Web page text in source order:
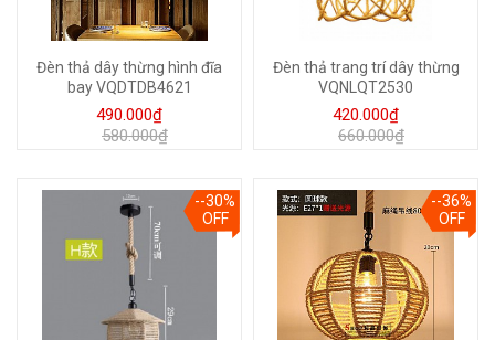
Đèn thả dây thừng hình đĩa
bay VQDTDB4621
490.000₫
580.000₫
Đèn thả trang trí dây thừng
VQNLQT2530
420.000₫
660.000₫
--30%
OFF
--36%
OFF